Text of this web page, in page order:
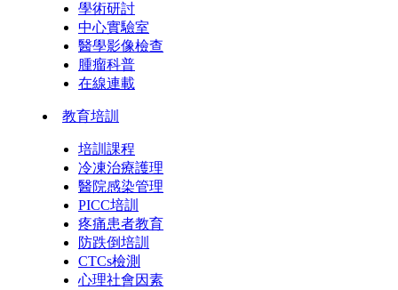
學術研討
中心實驗室
醫學影像檢查
腫瘤科普
在線連載
教育培訓
培訓課程
冷凍治療護理
醫院感染管理
PICC培訓
疼痛患者教育
防跌倒培訓
CTCs檢測
心理社會因素